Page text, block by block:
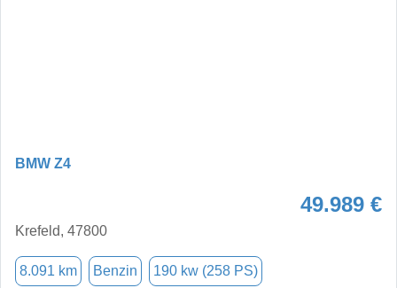
BMW Z4
49.989 €
Krefeld, 47800
8.091 km Benzin 190 kw (258 PS)